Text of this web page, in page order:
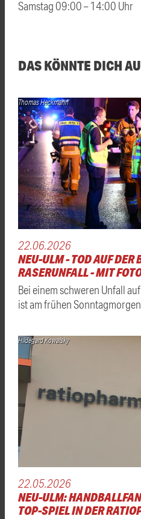
Samstag 09:00 – 14:00 Uhr
DAS KÖNNTE DICH
Thomas Heckmann
22.06.2026
NEU-ULM - TOD AUF DER
RASERUNFALL - MIT
Bei einem schweren Unfall
ist am frühen
Hildegard Kowalsky
22.05.2026
NEU-ULM:
TOP-SPIEL IN DER